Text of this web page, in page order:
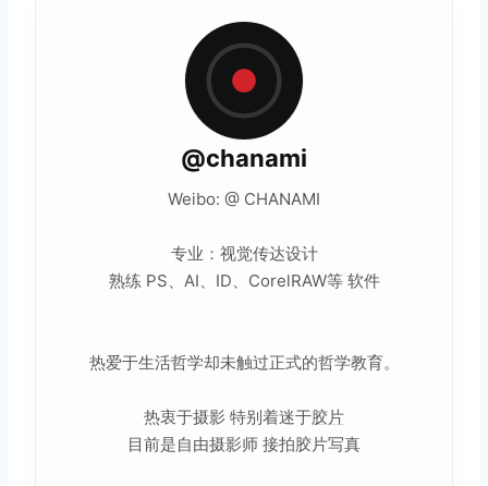
@chanami
Weibo: @ CHANAMI
专业：视觉传达设计
熟练 PS、AI、ID、CorelRAW等 软件
热爱于生活哲学却未触过正式的哲学教育。
热衷于摄影 特别着迷于胶片
目前是自由摄影师 接拍胶片写真